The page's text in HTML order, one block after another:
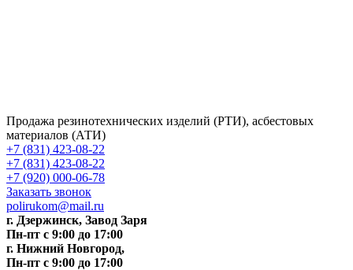
Продажа резинотехнических изделий (РТИ), асбестовых
материалов (АТИ)
+7 (831) 423-08-22
+7 (831) 423-08-22
+7 (920) 000-06-78
Заказать звонок
polirukom@mail.ru
г. Дзержинск, Завод Заря
Пн-пт c 9:00 до 17:00
г. Нижний Новгород,
Пн-пт c 9:00 до 17:00